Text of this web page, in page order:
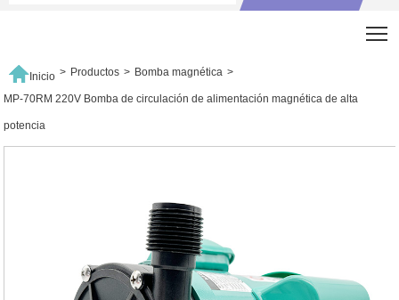
Inicio > Productos > Bomba magnética >
MP-70RM 220V Bomba de circulación de alimentación magnética de alta
potencia